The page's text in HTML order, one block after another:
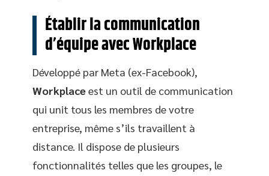
Établir la communication
d’équipe avec Workplace
Développé par Meta (ex-Facebook),
Workplaceest un outil de communication
qui unit tous les membres de votre
entreprise, même s’ils travaillent à
distance. Il dispose de plusieurs
fonctionnalités telles que les groupes, le